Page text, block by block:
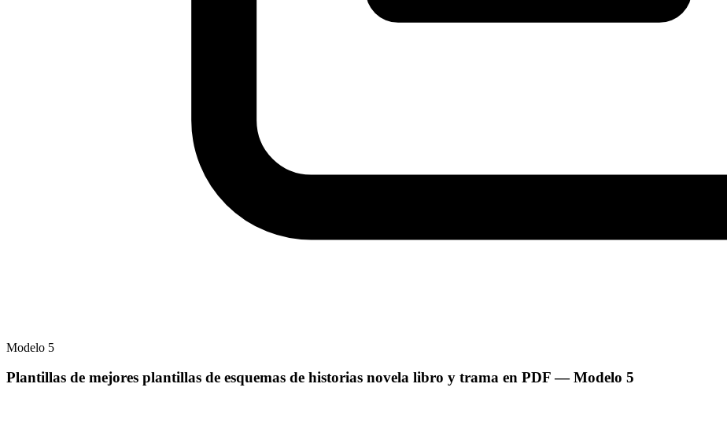
Modelo 5
Plantillas de mejores plantillas de esquemas de historias novela libro y trama en PDF— Modelo 5